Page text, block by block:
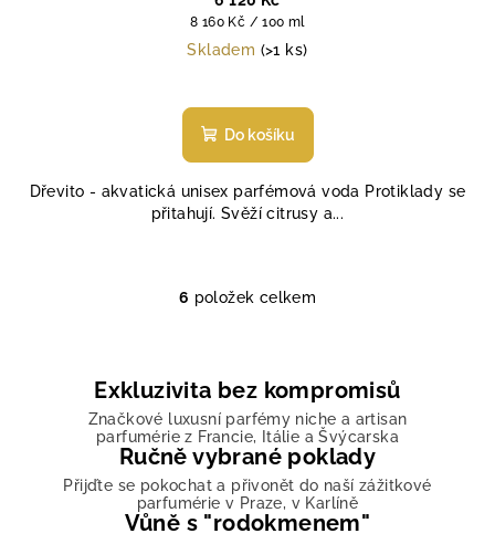
Měrná
cena:
8 160 Kč / 100 ml
Skladem (>1 ks)
hodnocení
produktu
z
5
Do košíku
Dřevito - akvatická unisex parfémová voda Protiklady se
přitahují. Svěží citrusy a...
O
á
d
a
c
í
p
r
6 položek celkem
Exkluzivita bez kompromisů
Značkové luxusní parfémy niche a artisan
parfumérie z Francie, Itálie a Švýcarska
Ručně vybrané poklady
Přijďte se pokochat a přivonět do naší zážitkové
parfumérie v Praze, v Karlíně
Vůně s "rodokmenem"